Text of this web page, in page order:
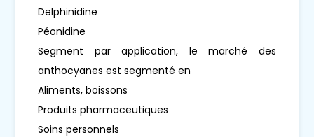
Delphinidine
Péonidine
Segment par application, le marché des
anthocyanes est segmenté en
Aliments, boissons
Produits pharmaceutiques
Soins personnels